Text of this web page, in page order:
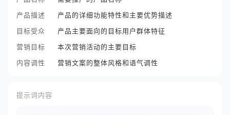
产品描述
产品的详细功能特性和主要优势描述
目标受众
产品主要面向的目标用户群体特征
营销目标
本次营销活动的主要目标
内容调性
营销文案的整体风格和语气调性
提示词内容